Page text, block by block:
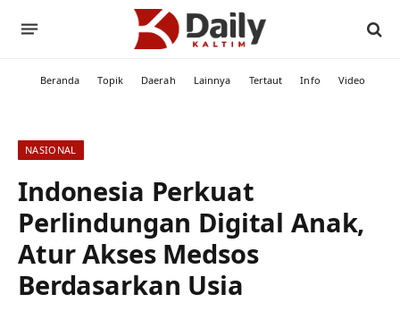
Beranda Topik Daerah Lainnya Tertaut Info Video
NASIONAL
Indonesia Perkuat
Perlindungan Digital Anak,
Atur Akses Medsos
Berdasarkan Usia